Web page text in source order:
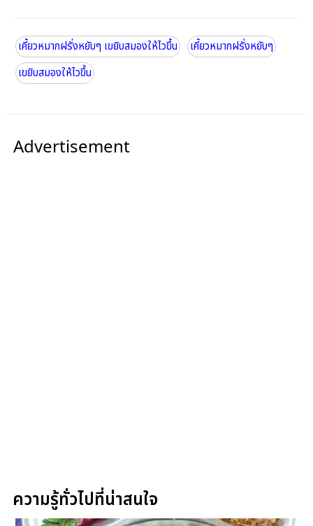
เคี้ยวหมากฝรั่งหยับๆ เขยิบสมองให้ไวขึ้น
เคี้ยวหมากฝรั่งหยับๆ
เขยิบสมองให้ไวขึ้น
Advertisement
ความรู้ทั่วไปที่น่าสนใจ